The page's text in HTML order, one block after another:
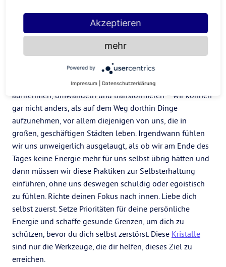
es wichtig, innezuhalten, durchzuatmen und zu überlegen:
Wer wird für dich da sein? Wen hast du, wenn deine ganze
Energie aufgebraucht ist? Man muss in erster Linie für sich
selbst da sein, um sich selbst die Kraft und das Vertrauen
zu geben, bevor man herumlaufen und alles in die Welt
hinausschicken kann. Wir alle sind Gefäße, die Energien
aufnehmen, umwandeln und transformieren – wir können
gar nicht anders, als auf dem Weg dorthin Dinge
aufzunehmen, vor allem diejenigen von uns, die in
großen, geschäftigen Städten leben. Irgendwann fühlen
wir uns unweigerlich ausgelaugt, als ob wir am Ende des
Tages keine Energie mehr für uns selbst übrig hätten und
dann müssen wir diese Praktiken zur Selbsterhaltung
einführen, ohne uns deswegen schuldig oder egoistisch
zu fühlen. Richte deinen Fokus nach innen. Liebe dich
selbst zuerst. Setze Prioritäten für deine persönliche
Energie und schaffe gesunde Grenzen, um dich zu
schützen, bevor du dich selbst zerstörst. Diese Kristalle
sind nur die Werkzeuge, die dir helfen, dieses Ziel zu
erreichen.
Akzeptieren
mehr
Powered by
Impressum Datenschutzerklärung